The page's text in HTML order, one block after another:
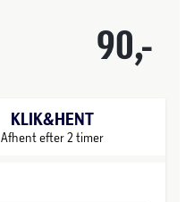
90,-
KLIK&HENT
Afhent efter 2 timer